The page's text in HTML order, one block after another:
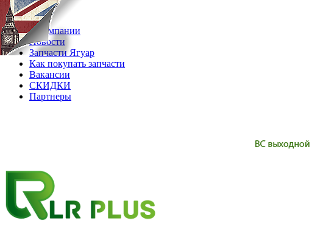
08.08.2026
О компании
Новости
Запчасти Ягуар
Как покупать запчасти
Вакансии
СКИДКИ
Партнеры